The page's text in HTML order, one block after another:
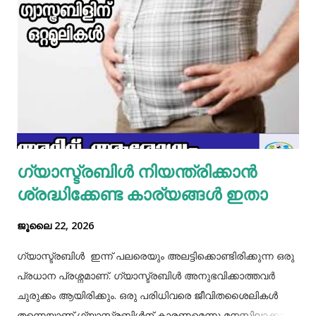
മാറ്റിവച്ച ചിക്കൻ ചേർത്ത് ഒന്ന് ഇളകിയെടുക്കാം. ഇനി ഒരു
മിക്സിയുടെ ജാറിലേക്ക് മുട്ട, മൈദ, വെള്ളം പാകത്തിന് ഉപ്പ്
എന്നിവ ചേർത്ത് നന്നായിട്ട് അടിച്ചെടുക്കാം. ഇനി ഒരു പാനിൽ
മാവൊഴിച്ചു ദോശ ചുട്ടെടുക്കാം. ഇനി ഒരു പാത്രത്തിൽ മുട്ട
പൊട്ടിച്ച് ഒഴിക്കാം കൂടെത്തന്നെ പാൽ, കുരുമുളകുപൊടി, ഉപ്പ്,
മല്ലിയില എന്നിവ ചേർത്തൊരു മിക്സ്‌ തയാറാക്കാം. ഇനി
ഒരു പാനിൽ കുറച്ച് നെയ്യ് തടവിയ ശേഷം അതിൽ തയാ...
ഗ്യാസ്ട്രബിൾ നിയന്ത്രിക്കാൻ
ശ്രദ്ധിക്കേണ്ട കാര്യങ്ങൾ ഇതാ
ജൂലൈ 22, 2026
ഗ്യാസ്ട്രബിൾ ഇന്ന് പലരെയും അലട്ടിക്കൊണ്ടിരിക്കുന്ന ഒരു
പ്രധാന പ്രശ്നമാണ്. ഗ്യാസ്ട്രബിൾ അനുഭവിക്കാത്തവർ
ചുരുക്കം ആയിരിക്കും. ഒരു പരിധിവരെ ജീവിതശൈലികൾ